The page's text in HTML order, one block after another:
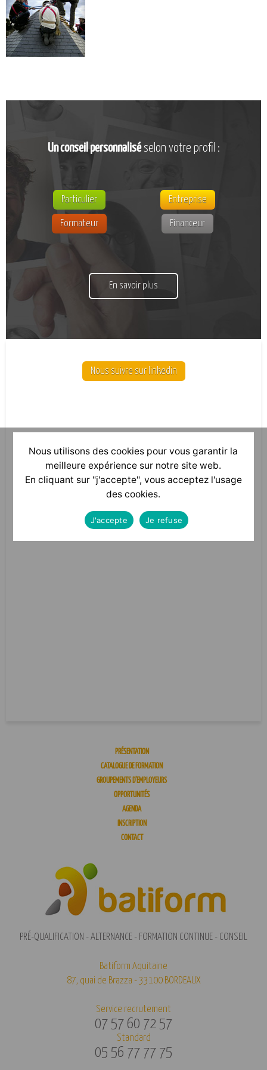
CATALOGUE DE FORMATIONS
Un conseil personnaliséselon votre profil :
Particulier Entreprise
Formateur Financeur
En savoir plus
Nous suivre sur linkedin
PRÉSENTATION
CATALOGUE DE FORMATION
GROUPEMENTS D’EMPLOYEURS
OPPORTUNITÉS
AGENDA
INSCRIPTION
CONTACT
PRÉ-QUALIFICATION - ALTERNANCE - FORMATION CONTINUE - CONSEIL
Batiform Aquitaine
87, quai de Brazza - 33100 BORDEAUX
Service recrutement
07 57 60 72 57
Standard
05 56 77 77 75
Nous utilisons des cookies pour vous garantir la
meilleure expérience sur notre site web.
En cliquant sur "j'accepte", vous acceptez l'usage
des cookies.
J'accepte Je refuse